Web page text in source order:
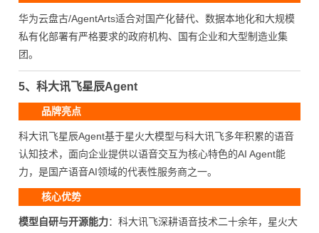
华为云盘古/AgentArts适合对国产化替代、数据本地化和大规模
私有化部署有严格要求的政府机构、国有企业和大型制造业集
团。
5、科大讯飞星辰Agent
品牌亮点
科大讯飞星辰Agent基于星火大模型与科大讯飞多年积累的语音
认知技术，面向企业提供以语音交互为核心特色的AI Agent能
力，是国产语音AI领域的代表性服务商之一。
核心优势
模型自研与开源能力：科大讯飞深耕语音技术二十余年，星火大